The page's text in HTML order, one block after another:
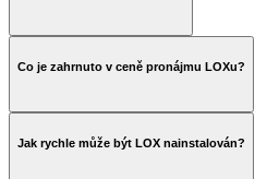
Co je zahrnuto v ceně pronájmu LOXu?
Jak rychle může být LOX nainstalován?